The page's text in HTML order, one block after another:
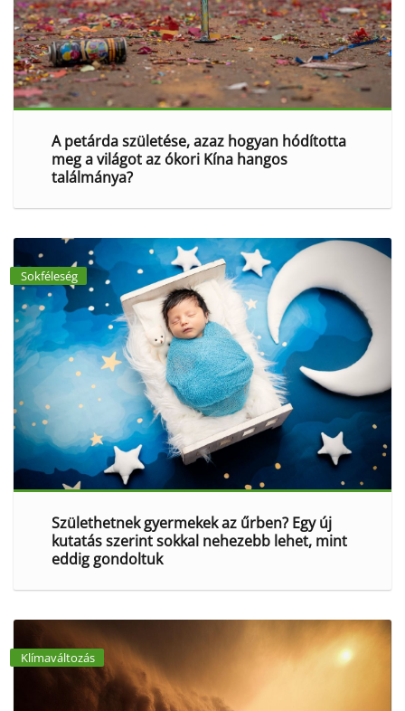
A petárda születése, azaz hogyan hódította
meg a világot az ókori Kína hangos
találmánya?
Sokféleség
Születhetnek gyermekek az űrben? Egy új
kutatás szerint sokkal nehezebb lehet, mint
eddig gondoltuk
Klímaváltozás